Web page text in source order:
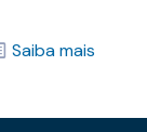
Saiba mais